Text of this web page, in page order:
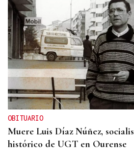
OBITUARIO
Muere Luis Díaz Núñez,
histórico de UGT en Ourense